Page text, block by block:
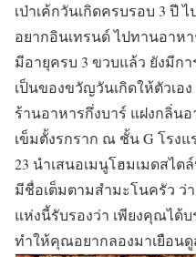
เป่าเค้กวันเกิดครบรอบ 3 ปี
อยากอินเทรนด์ ไปทานอาห
มีอายุครบ 3 ขวบแล้ว ยังมีก
เป็นของขวัญวันเกิดให้ตัวเอ
ร้านอาหารกึ่งบาร์ แฝงกลิ่นอ
เข็มตั้งรกราก ณ ชั้น G โรง
23 นำเสนอเมนูโฮมเมดสไต
มีชื่อเต็มตามสำมะโนครัว ว่า
แห่งนี้รับรองว่า เพียงคุณได้
ทำให้คุณอยากลองมาเยือน